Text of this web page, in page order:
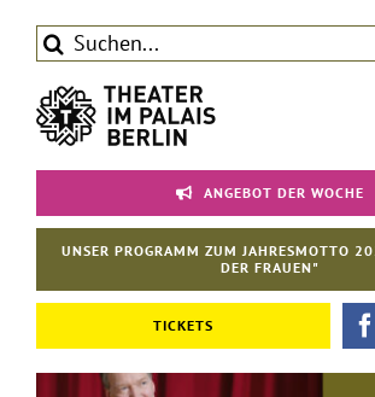
Inhalt
springen
Suche
Tickets
Theater
ANGEBOT DER WOCHE
UNSER PROGRAMM ZUM JAHRESMOTTO
DER FRAUEN"
TICKETS